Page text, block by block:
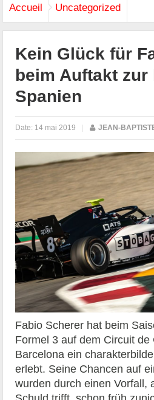
Accueil Uncategorized
Kein Glück für
beim Auftakt zur
Spanien
Date: 14 mai 2019 | JEAN-
Fabio Scherer hat beim
Formel 3 auf dem Circuit de
Barcelona ein
erlebt. Seine Chancen auf
wurden durch einen Vorfall,